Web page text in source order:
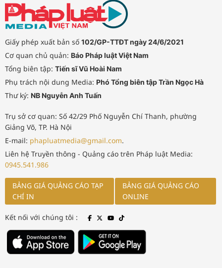
Giấy phép xuất bản số 102/GP-TTĐT ngày 24/6/2021
Cơ quan chủ quản: Báo Pháp luật Việt Nam
Tổng biên tập: Tiến sĩ Vũ Hoài Nam
Phụ trách nội dung Media: Phó Tổng biên tập Trần Ngọc Hà
Thư ký: NB Nguyễn Anh Tuấn
Trụ sở cơ quan: Số 42/29 Phố Nguyễn Chí Thanh, phường
Giảng Võ, TP. Hà Nội
E-mail: phapluatmedia@gmail.com.
Liên hệ Truyền thông - Quảng cáo trên Pháp luật Media:
0945.541.986
BẢNG GIÁ QUẢNG CÁO TẠP
CHÍ IN
BẢNG GIÁ QUẢNG CÁO
ONLINE
Kết nối với chúng tôi :